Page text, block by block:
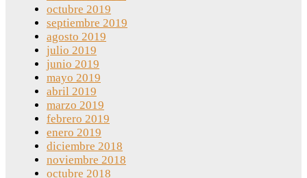
octubre 2019
septiembre 2019
agosto 2019
julio 2019
junio 2019
mayo 2019
abril 2019
marzo 2019
febrero 2019
enero 2019
diciembre 2018
noviembre 2018
octubre 2018